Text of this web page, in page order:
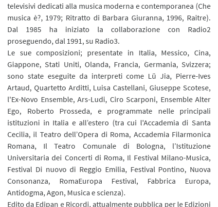
televisivi dedicati alla musica moderna e contemporanea (Che
musica è?, 1979; Ritratto di Barbara Giuranna, 1996, Raitre).
Dal 1985 ha iniziato la collaborazione con Radio2
proseguendo, dal 1991, su Radio3.
Le sue composizioni; presentate in Italia, Messico, Cina,
Giappone, Stati Uniti, Olanda, Francia, Germania, Svizzera;
sono state eseguite da interpreti come Lü Jia, Pierre-Ives
Artaud, Quartetto Arditti, Luisa Castellani, Giuseppe Scotese,
l'Ex-Novo Ensemble, Ars-Ludi, Ciro Scarponi, Ensemble Alter
Ego, Roberto Prosseda, e programmate nelle principali
istituzioni in Italia e all’estero (tra cui l'Accademia di Santa
Cecilia, il Teatro dell’Opera di Roma, Accademia Filarmonica
Romana, Il Teatro Comunale di Bologna, l’Istituzione
Universitaria dei Concerti di Roma, Il Festival Milano-Musica,
Festival Di nuovo di Reggio Emilia, Festival Pontino, Nuova
Consonanza, RomaEuropa Festival, Fabbrica Europa,
Antidogma, Agon, Musica e scienza).
Edito da Edipan e Ricordi, attualmente pubblica per le Edizioni